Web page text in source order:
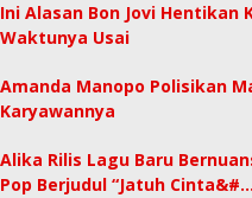
Ini Alasan Bon Jovi Hentikan
Waktunya Usai
Amanda Manopo Polisikan
Karyawannya
Alika Rilis Lagu Baru
Pop Berjudul “Jatuh Cinta&#…